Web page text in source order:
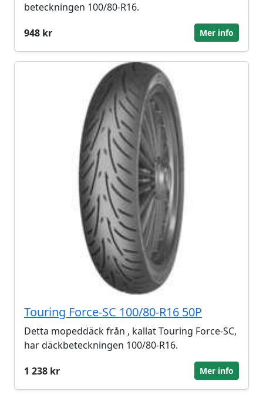
beteckningen 100/80-R16.
948 kr
Mer info
Touring Force-SC 100/80-R16 50P
Detta mopeddäck från , kallat Touring Force-SC,
har däckbeteckningen 100/80-R16.
1 238 kr
Mer info